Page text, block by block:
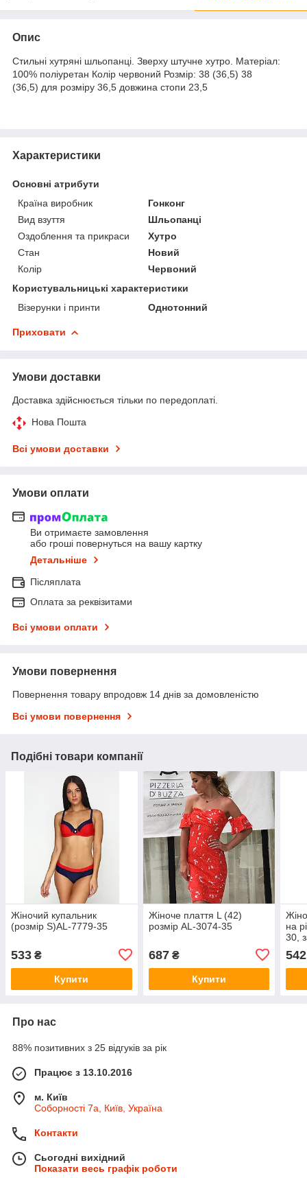
Опис
Стильні хутряні шльопанці. Зверху штучне хутро. Матеріал:
100% поліуретан Колір червоний Розмір: 38 (36,5) 38
(36,5) для розміру 36,5 довжина стопи 23,5
Характеристики
Основні атрибути
Країна виробник
Гонконг
Вид взуття
Шльопанці
Оздоблення та прикраси
Хутро
Стан
Новий
Колір
Червоний
Користувальницькі характеристики
Візерунки і принти
Однотонний
Приховати
Умови доставки
Доставка здійснюється тільки по передоплаті.
Нова Пошта
Всі умови доставки
Умови оплати
Ви отримаєте замовлення
або гроші повернуться на вашу картку
Детальніше
Післяплата
Оплата за реквізитами
Всі умови оплати
Умови повернення
Повернення товару впродовж 14 днів за домовленістю
Всі умови повернення
Подібні товари компанії
Жіночий купальник
(розмір S)AL-7779-35
533 ₴
Купити
Жіноче плаття L (42)
розмір AL-3074-35
687₴
Купити
на
30,
542
Про нас
88% позитивних з 25 відгуків за рік
Працює з 13.10.2016
м. Київ
Соборності 7а, Київ, Україна
Контакти
Сьогодні вихідний
Показати весь графік роботи